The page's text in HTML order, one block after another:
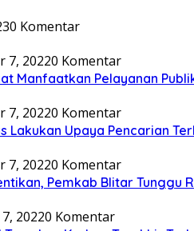
0 Komentar
7, 20220 Komentar
Manfaatkan Pelayanan
7, 20220 Komentar
Lakukan Upaya Pencarian
7, 20220 Komentar
Pemkab Blitar Tunggu
20220 Komentar